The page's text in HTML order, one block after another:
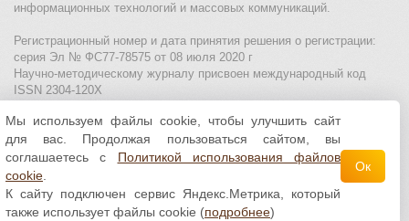
информационных технологий и массовых коммуникаций.
Регистрационный номер и дата принятия решения о регистрации:
серия Эл № ФС77-78575 от 08 июля 2020 г
Научно-методическому журналу присвоен международный код
ISSN 2304-120X
МЦИТО|Школьные олимпиады и онлайн конкурсы для детей
Политика использования файлов cookie| Политика обработки и
защиты персональных данных
Все материалы доступны полицензии Creative
Commons С указанием авторства 4.0 Всемирная
Мы используем файлы cookie, чтобы улучшить сайт
для вас. Продолжая пользоваться сайтом, вы
соглашаетесь с Политикой использования файлов
cookie
К сайту подключен сервис Яндекс.Метрика, который
также использует файлы cookie (подробнее)
Ок